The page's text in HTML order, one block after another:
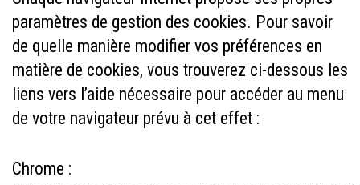
paramètres de gestion des cookies. Pour savoir
de quelle manière modifier vos préférences en
matière de cookies, vous trouverez ci-dessous les
liens vers l’aide nécessaire pour accéder au menu
de votre navigateur prévu à cet effet :
Chrome :